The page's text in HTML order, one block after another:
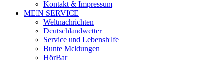
Kontakt & Impressum
MEIN SERVICE
Weltnachrichten
Deutschlandwetter
Service und Lebenshilfe
Bunte Meldungen
HörBar